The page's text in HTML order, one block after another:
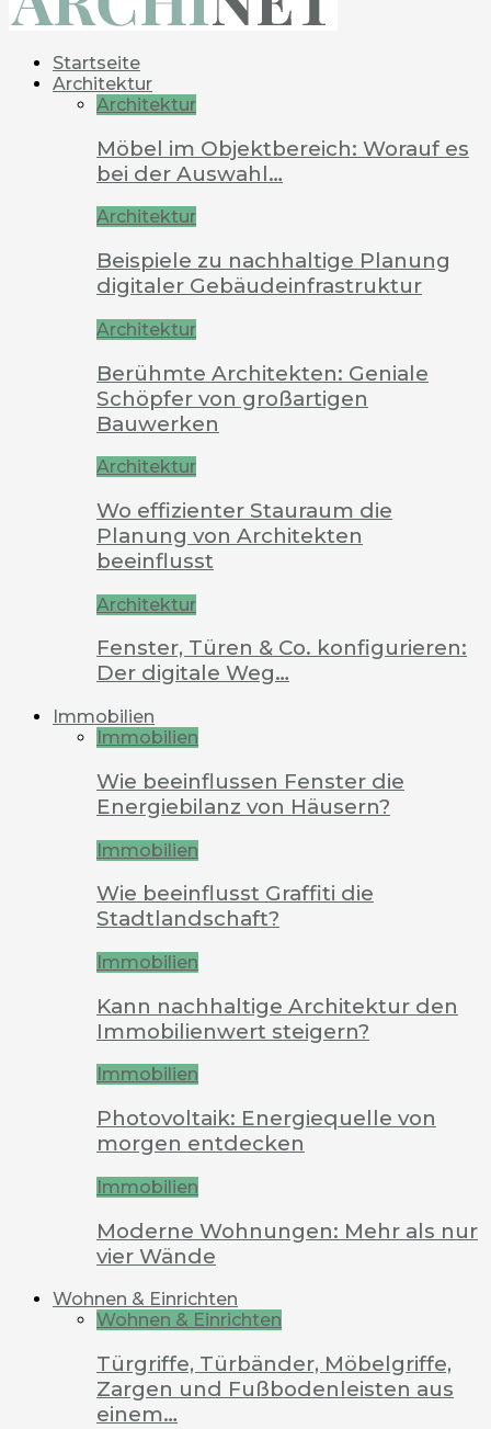
Startseite
Architektur
Architektur
Möbel im Objektbereich: Worauf es
bei der Auswahl…
Architektur
Beispiele zu nachhaltige Planung
digitaler Gebäudeinfrastruktur
Architektur
Berühmte Architekten: Geniale
Schöpfer von großartigen
Bauwerken
Architektur
Wo effizienter Stauraum die
Planung von Architekten
beeinflusst
Architektur
Fenster, Türen & Co. konfigurieren:
Der digitale Weg…
Immobilien
Immobilien
Wie beeinflussen Fenster die
Energiebilanz von Häusern?
Immobilien
Wie beeinflusst Graffiti die
Stadtlandschaft?
Immobilien
Kann nachhaltige Architektur den
Immobilienwert steigern?
Immobilien
Photovoltaik: Energiequelle von
morgen entdecken
Immobilien
Moderne Wohnungen: Mehr als nur
vier Wände
Wohnen & Einrichten
Wohnen & Einrichten
Türgriffe, Türbänder, Möbelgriffe,
Zargen und Fußbodenleisten aus
einem…